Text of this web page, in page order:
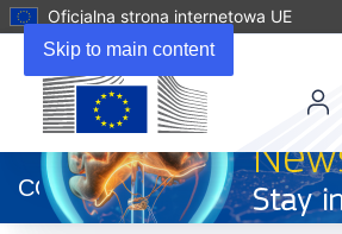
Skip to main content
Oficjalna strona internetowa UE
otworzy
się
w
CORDIS